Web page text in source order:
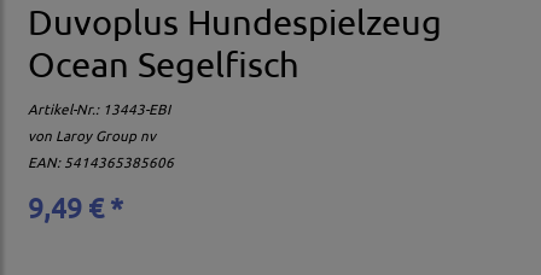
Duvoplus Hundespielzeug
Ocean Segelfisch
Artikel-Nr.: 13443-EBI
von Laroy Group nv
EAN: 5414365385606
9,49 € *